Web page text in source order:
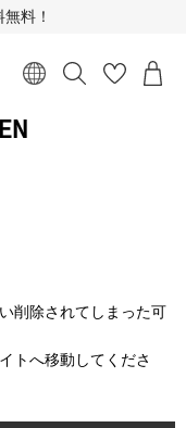
料！
削除されてしまった可
トへ移動してくださ